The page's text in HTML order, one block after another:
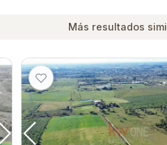
Más resultados